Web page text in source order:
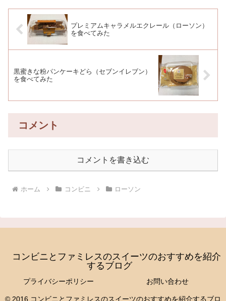
プレミアムキャラメルエクレール（ローソン）
を食べてみた
黒蜜きな粉パンケーキどら（セブンイレブン）
を食べてみた
コメント
コメントを書き込む
ホーム コンビニ ローソン
コンビニとファミレスのスイーツのおすすめを紹介
するブログ
プライバシーポリシー お問い合わせ
© 2016 コンビニとファミレスのスイーツのおすすめを紹介するブロ